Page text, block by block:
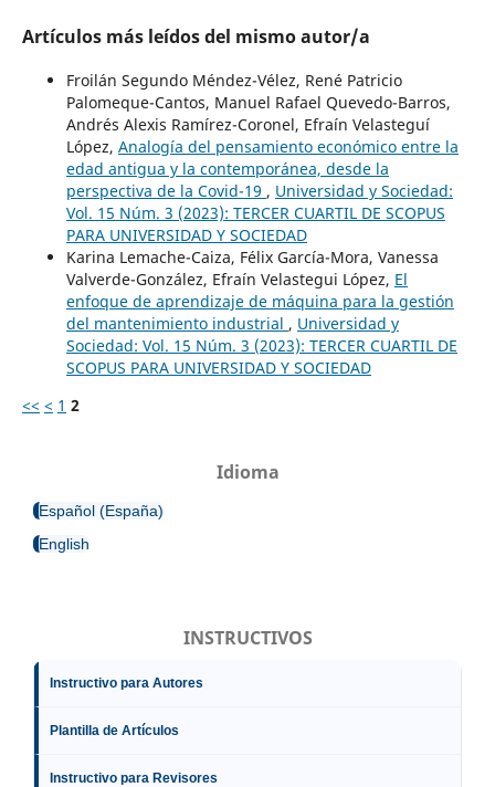
Artículos más leídos del mismo autor/a
Froilán Segundo Méndez-Vélez, René Patricio
Palomeque-Cantos, Manuel Rafael Quevedo-Barros,
Andrés Alexis Ramírez-Coronel, Efraín Velasteguí
López, Analogía del pensamiento económico entre la
edad antigua y la contemporánea, desde la
perspectiva de la Covid-19 , Universidad y Sociedad:
Vol. 15 Núm. 3 (2023): TERCER CUARTIL DE SCOPUS
PARA UNIVERSIDAD Y SOCIEDAD
Karina Lemache-Caiza, Félix García-Mora, Vanessa
Valverde-González, Efraín Velastegui López, El
enfoque de aprendizaje de máquina para la gestión
del mantenimiento industrial , Universidad y
Sociedad: Vol. 15 Núm. 3 (2023): TERCER CUARTIL DE
SCOPUS PARA UNIVERSIDAD Y SOCIEDAD
<< < 1 2
Idioma
Español (España)
English
INSTRUCTIVOS
Instructivo para Autores
Plantilla de Artículos
Instructivo para Revisores